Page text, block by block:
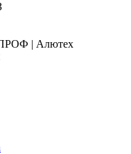
| Алютех